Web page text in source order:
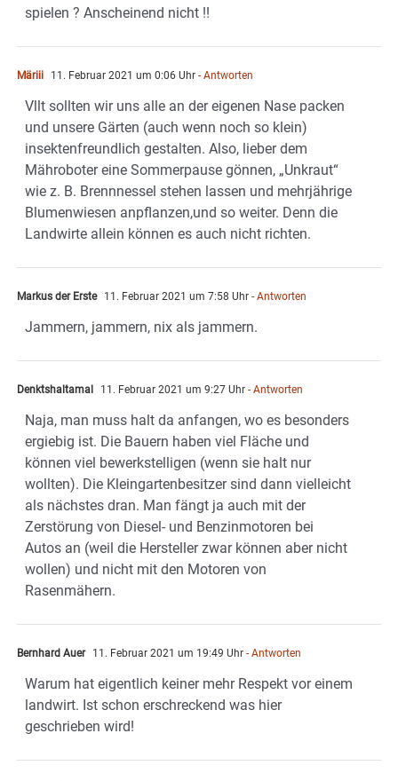
spielen ? Anscheinend nicht !!
Märiii 11. Februar 2021 um 0:06 Uhr - Antworten
Vllt sollten wir uns alle an der eigenen Nase packen
und unsere Gärten (auch wenn noch so klein)
insektenfreundlich gestalten. Also, lieber dem
Mähroboter eine Sommerpause gönnen, „Unkraut“
wie z. B. Brennnessel stehen lassen und mehrjährige
Blumenwiesen anpflanzen,und so weiter. Denn die
Landwirte allein können es auch nicht richten.
Markus der Erste 11. Februar 2021 um 7:58 Uhr - Antworten
Jammern, jammern, nix als jammern.
Denktshaltamal 11. Februar 2021 um 9:27 Uhr - Antworten
Naja, man muss halt da anfangen, wo es besonders
ergiebig ist. Die Bauern haben viel Fläche und
können viel bewerkstelligen (wenn sie halt nur
wollten). Die Kleingartenbesitzer sind dann vielleicht
als nächstes dran. Man fängt ja auch mit der
Zerstörung von Diesel- und Benzinmotoren bei
Autos an (weil die Hersteller zwar können aber nicht
wollen) und nicht mit den Motoren von
Rasenmähern.
Bernhard Auer 11. Februar 2021 um 19:49 Uhr - Antworten
Warum hat eigentlich keiner mehr Respekt vor einem
landwirt. Ist schon erschreckend was hier
geschrieben wird!